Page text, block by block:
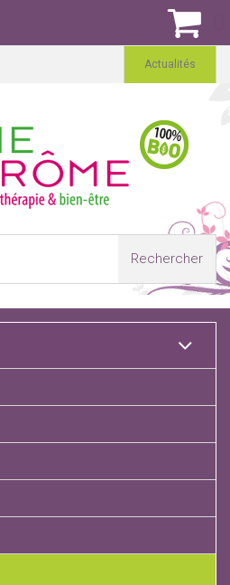
Actualités
Rechercher